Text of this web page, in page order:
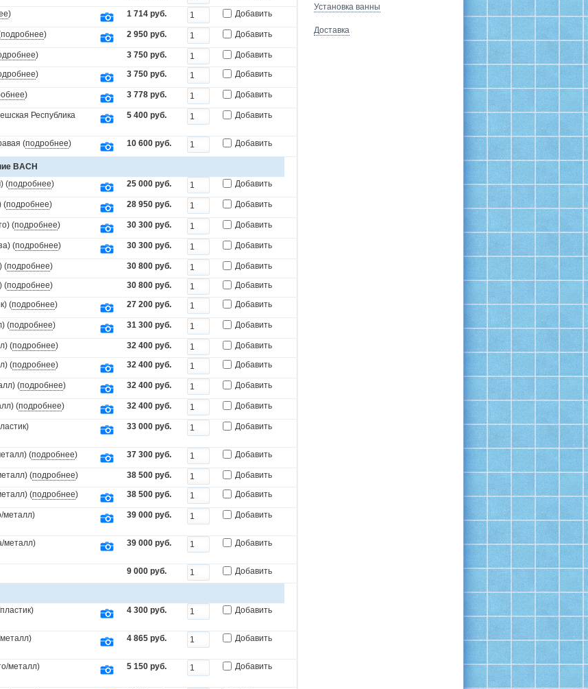
) 1 714 руб. Добавить
подробнее) 2 950 руб. Добавить
) 3 750 руб.
Добавить
) 3 750 руб. Добавить
) 3 778 руб. Добавить
Республика
5 400 руб. Добавить
(подробнее) 10 600 руб. Добавить
BACH
(подробнее) 25 000 руб. Добавить
(подробнее) 28 950 руб. Добавить
(подробнее) 30 300 руб. Добавить
(подробнее) 30 300 руб. Добавить
(подробнее) 30 800 руб.
Добавить
(подробнее) 30 800 руб.
Добавить
(подробнее) 27 200 руб. Добавить
(подробнее) 31 300 руб. Добавить
(подробнее) 32 400 руб.
Добавить
(подробнее) 32 400 руб. Добавить
(подробнее) 32 400 руб. Добавить
(подробнее) 32 400 руб. Добавить
33 000 руб. Добавить
(подробнее) 37 300 руб. Добавить
(подробнее) 38 500 руб.
Добавить
(подробнее) 38 500 руб. Добавить
металл)
39 000 руб. Добавить
металл)
39 000 руб. Добавить
9 000 руб. Добавить
4 300 руб. Добавить
4 865 руб. Добавить
металл)
5 150 руб. Добавить
Установка ванны
Доставка